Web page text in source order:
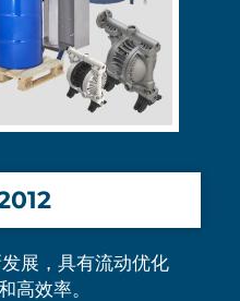
展，具有流动优化
高效率。